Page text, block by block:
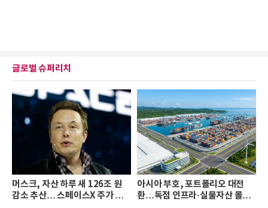
글로벌 슈퍼리치
머스크, 자산 하루 새 126조 원
감소 추산… 스페이스X 주가 하
아시아 부호, 포트폴리오 대전
환…독점 인프라·실물자산 몰린